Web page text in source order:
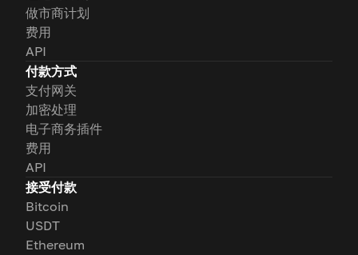
做市商计划
费用
API
付款方式
支付网关
加密处理
电子商务插件
费用
API
接受付款
Bitcoin
USDT
Ethereum